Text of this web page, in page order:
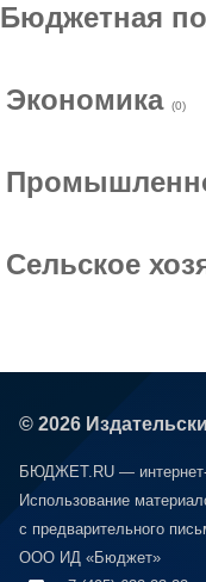
Бюджетная
Экономика (0)
Сельское
© 2026
БЮДЖЕТ.RU — интернет-
Использование
с предварительного
ООО ИД «Бюджет»